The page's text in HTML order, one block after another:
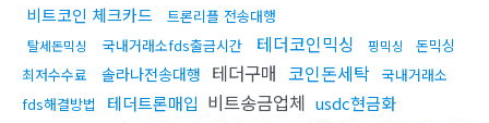
비트코인 체크카드 트론리플 전송대행
탈세돈믹싱 국내거래소fds출금시간 테더코인믹싱 핑믹싱
돈믹싱
최저수수료
솔라나전송대행 테더구매 코인돈세탁 국내거래소
fds해결방법
테더트론매입 비트송금업체 usdc현금화